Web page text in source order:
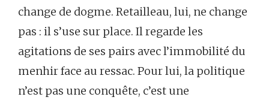
change de dogme. Retailleau, lui, ne change
pas : il s’use sur place. Il regarde les
agitations de ses pairs avec l’immobilité du
menhir face au ressac. Pour lui, la politique
n’est pas une conquête, c’est une